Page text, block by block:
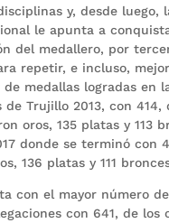
y, desde luego,
le apunta a
del medallero, por
repetir, e incluso,
medallas logradas en
Trujillo 2013, con 414,
oros, 135 platas y 113
donde se terminó con
136 platas y 111
con el mayor número
con 641, de los